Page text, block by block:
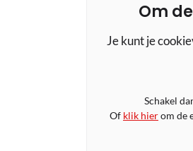
Om
Je kunt je
Schakel
Of klik hierom de